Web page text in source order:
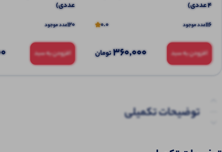
4 عددی)
116عدد موجود 0.0
افزودن به سبد 360,000تومان
عددی)
120عدد موجود
افزودن به سبد
توضیحات تکمیلی